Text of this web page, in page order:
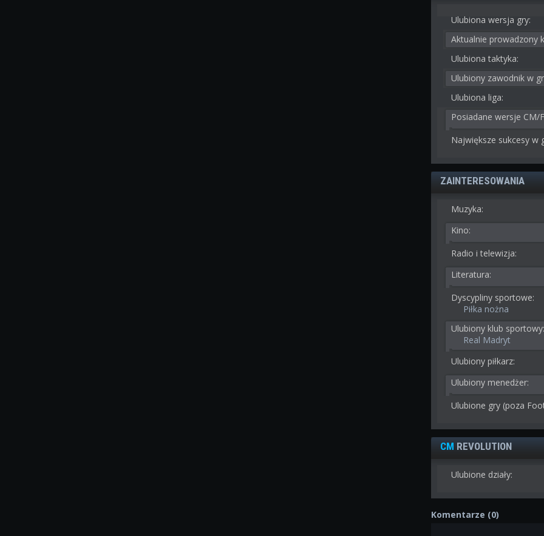
Ulubiona wersja gry:
Aktualnie prowadzony
Ulubiona taktyka:
Ulubiony zawodnik w
Ulubiona liga:
Posiadane wersje CM/
Największe sukcesy w
ZAINTERESOWANIA
Muzyka:
Kino:
Radio i telewizja:
Literatura:
Dyscypliny sportowe:
Piłka nożna
Ulubiony klub
Real Madryt
Ulubiony piłkarz:
Ulubiony menedżer:
Ulubione gry (poza
CM REVOLUTION
Ulubione działy:
Komentarze (0)